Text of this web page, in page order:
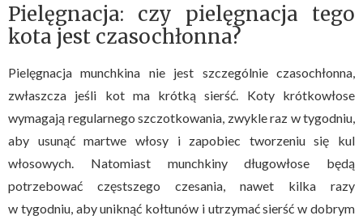
Pielęgnacja: czy pielęgnacja tego
kota jest czasochłonna?
Pielęgnacja munchkina nie jest szczególnie czasochłonna,
zwłaszcza jeśli kot ma krótką sierść. Koty krótkowłose
wymagają regularnego szczotkowania, zwykle raz w tygodniu,
aby usunąć martwe włosy i zapobiec tworzeniu się kul
włosowych. Natomiast munchkiny długowłose będą
potrzebować częstszego czesania, nawet kilka razy
w tygodniu, aby uniknąć kołtunów i utrzymać sierść w dobrym